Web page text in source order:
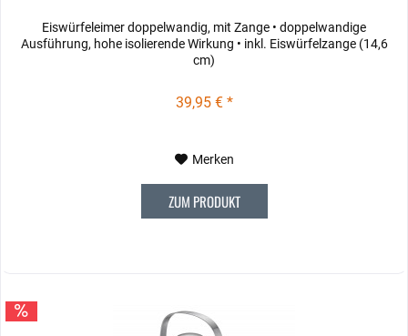
Eiswürfeleimer doppelwandig, mit Zange • doppelwandige
Ausführung, hohe isolierende Wirkung • inkl. Eiswürfelzange (14,6
cm)
39,95 € *
Merken
ZUM PRODUKT